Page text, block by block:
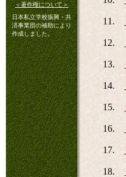
＜著作権について＞
日本私立学校振興・共
済事業団の補助により
作成しました。
11.
12.
13.
14.
15.
16.
17.
18.